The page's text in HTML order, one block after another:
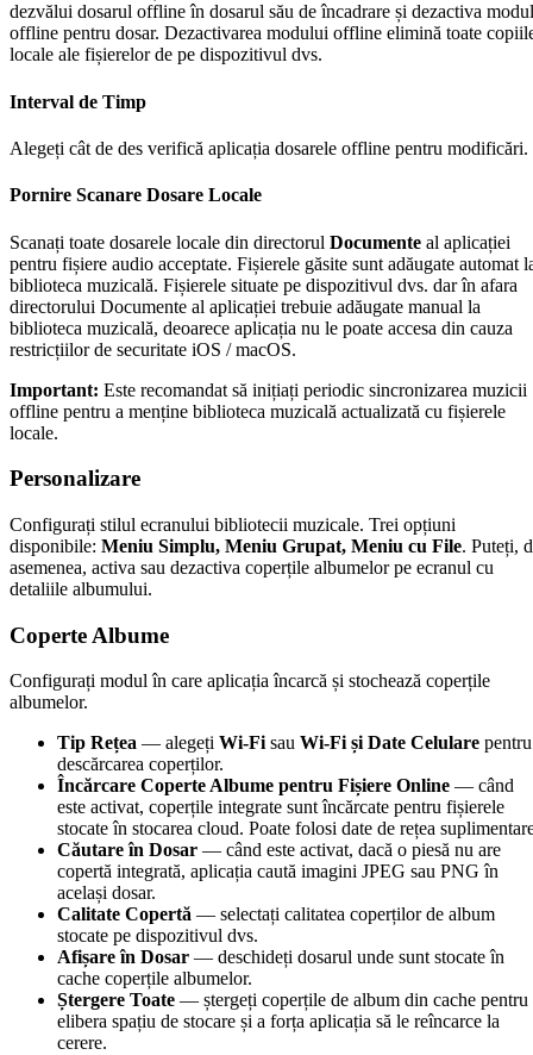
dezvălui dosarul offline în dosarul său de încadrare și dezactiva modul
offline pentru dosar. Dezactivarea modului offline elimină toate
locale ale fișierelor de pe dispozitivul dvs.
Interval de Timp
Alegeți cât de des verifică aplicația dosarele offline pentru modificări.
Pornire Scanare Dosare Locale
Scanați toate dosarele locale din directorul Documente al aplicației
pentru fișiere audio acceptate. Fișierele găsite sunt adăugate automat
biblioteca muzicală. Fișierele situate pe dispozitivul dvs. dar în afara
directorului Documente al aplicației trebuie adăugate manual la
biblioteca muzicală, deoarece aplicația nu le poate accesa din cauza
restricțiilor de securitate iOS / macOS.
Important: Este recomandat să inițiați periodic sincronizarea muzicii
offline pentru a menține biblioteca muzicală actualizată cu fișierele
locale.
Personalizare
Configurați stilul ecranului bibliotecii muzicale. Trei opțiuni
disponibile: Meniu Simplu, Meniu Grupat, Meniu cu File. Puteți,
asemenea, activa sau dezactiva coperțile albumelor pe ecranul cu
detaliile albumului.
Coperte Albume
Configurați modul în care aplicația încarcă și stochează coperțile
albumelor.
Tip Rețea — alegeți Wi-Fisau Wi-Fi și Date Celulare pentru
descărcarea coperților.
Încărcare Coperte Albume pentru Fișiere Online — când
este activat, coperțile integrate sunt încărcate pentru fișierele
stocate în stocarea cloud. Poate folosi date de rețea
Căutare în Dosar — când este activat, dacă o piesă nu are
copertă integrată, aplicația caută imagini JPEG sau PNG în
același dosar.
Calitate Copertă — selectați calitatea coperților de album
stocate pe dispozitivul dvs.
Afișare în Dosar — deschideți dosarul unde sunt stocate în
cache coperțile albumelor.
Ștergere Toate — ștergeți coperțile de album din cache pentru
elibera spațiu de stocare și a forța aplicația să le reîncarce la
cerere.